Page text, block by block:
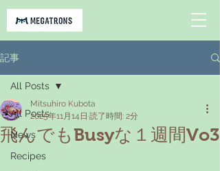
記事
All Posts
News
Recipes
All Posts
飛んでもBusyな１週間Vo3
Mitsuhiro Kubota
2025年11月14日 読了時間: 2分